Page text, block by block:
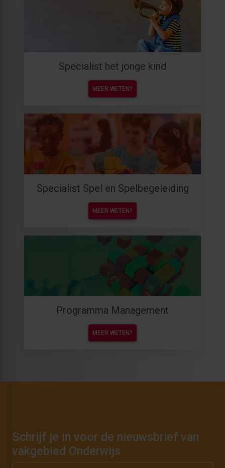
Specialist het jonge kind
MEER WETEN?
Specialist Spel en Spelbegeleiding
MEER WETEN?
Programma Management
MEER WETEN?
Schrijf je in voor de nieuwsbrief van
vakgebied Onderwijs